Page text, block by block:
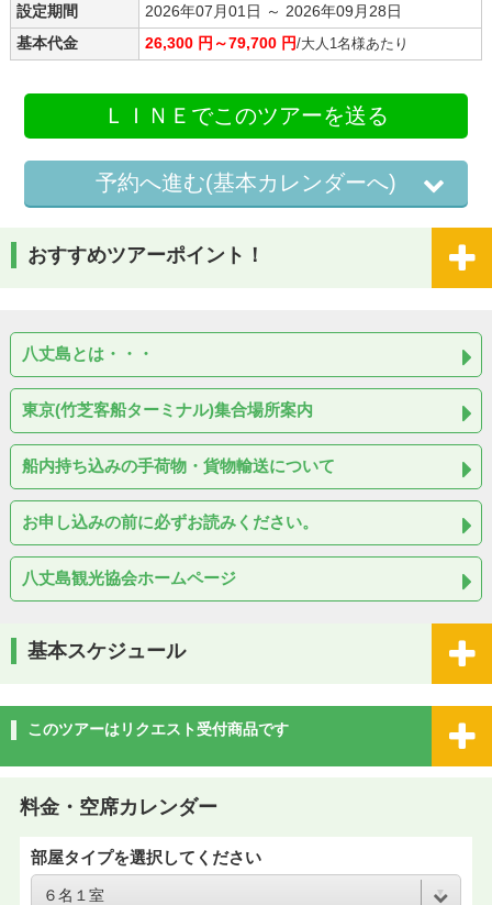
設定期間
2026年07月01日 ～ 2026年09月28日
基本代金
26,300 円～79,700 円/大人1名様あたり
ＬＩＮＥでこのツアーを送る
予約へ進む(基本カレンダーへ)
おすすめツアーポイント！
八丈島とは・・・
東京(竹芝客船ターミナル)集合場所案内
船内持ち込みの手荷物・貨物輸送について
お申し込みの前に必ずお読みください。
八丈島観光協会ホームページ
基本スケジュール
このツアーはリクエスト受付商品です
料金・空席カレンダー
部屋タイプを選択してください